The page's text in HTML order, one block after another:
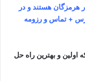
هرمزگان هستند و در
+ تماس و رزومه
اولین و بهترین راه حل